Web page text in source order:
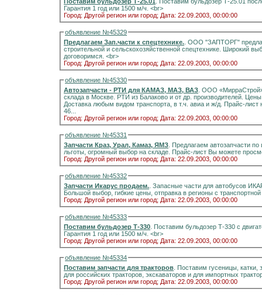
Гарантия 1 год или 1500 м/ч. <br>
Город: Другой регион или город; Дата: 22.09.2003, 00:00:00
объявление №45329
Предлагаем Зап.части к спецтехнике. . ООО "ЗАПТОРГ"
строительной и сельскохозяйственной спецтехнике. Широкий
договоримся. <br>
Город: Другой регион или город; Дата: 22.09.2003, 00:00:00
объявление №45330
Автозапчасти - РТИ для КАМАЗ, МАЗ, ВАЗ . ООО «МирраСтрой». Осуществляем поставки РТИ КАМАЗ, МАЗ,
склада в Москве. РТИ из Балаково и от др. производителей.
Доставка любым видом транспорта, в т.ч. авиа и ж/д. Прайс-лист на сайте
46...
Город: Другой регион или город; Дата: 22.09.2003, 00:00:00
объявление №45331
Запчасти Краз, Урал, Камаз, ЯМЗ . Предлагаем автозапчасти
Город: Другой регион или город; Дата: 22.09.2003, 00:00:00
объявление №45332
Запчасти Икарус продаем. . Запасные части для автобусов
Город: Другой регион или город; Дата: 22.09.2003, 00:00:00
объявление №45333
Поставим бульдозер Т-330 . Поставим бульдозер Т-330 с
Гарантия 1 год или 1500 м/ч. <br>
Город: Другой регион или город; Дата: 22.09.2003, 00:00:00
объявление №45334
Поставим запчасти для тракторов . Поставим гусеницы,
Город: Другой регион или город; Дата: 22.09.2003, 00:00:00